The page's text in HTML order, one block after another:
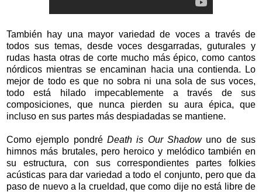
También hay una mayor variedad de voces a través de
todos sus temas, desde voces desgarradas, guturales y
rudas hasta otras de corte mucho más épico, como cantos
nórdicos mientras se encaminan hacia una contienda. Lo
mejor de todo es que no sobra ni una sola de sus voces,
todo está hilado impecablemente a través de sus
composiciones, que nunca pierden su aura épica, que
incluso en sus partes más despiadadas se mantiene.
Como ejemplo pondré Death is Our Shadowuno de sus
himnos más brutales, pero heroico y melódico también en
su estructura, con sus correspondientes partes folkies
acústicas para dar variedad a todo el conjunto, pero que da
paso de nuevo a la crueldad, que como dije no está libre de